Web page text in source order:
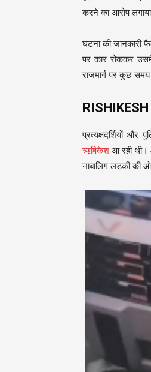
करने का आरोप
घटना की जानकारी
पर कार रोककर
राजमार्ग पर कुछ
RISHIKESH
प्रत्यक्षदर्शियों
ऋषिकेश आ रही थी।
नाबालिग लड़की की